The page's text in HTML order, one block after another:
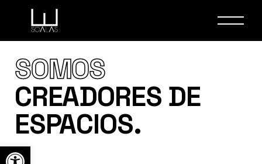
SOMOS
CREADORES DE
ESPACIOS.
Abrir barra de herramientas